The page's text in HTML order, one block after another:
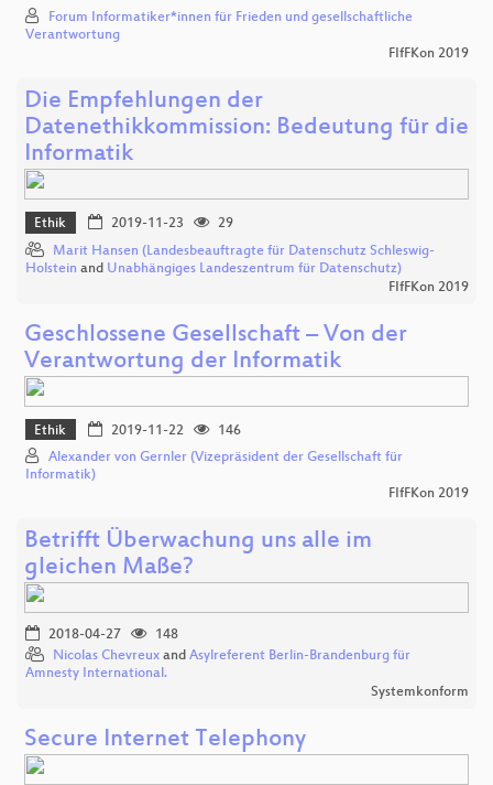
Forum Informatiker*innen für Frieden und gesellschaftliche
Verantwortung
FIfFKon 2019
Die Empfehlungen der
Datenethikkommission: Bedeutung für die
Informatik
Ethik 2019-11-23
29
Marit Hansen (Landesbeauftragte für Datenschutz Schleswig-
Holstein and Unabhängiges Landeszentrum für Datenschutz)
FIfFKon 2019
Geschlossene Gesellschaft – Von der
Verantwortung der Informatik
Ethik 2019-11-22
146
Alexander von Gernler (Vizepräsident der Gesellschaft für
Informatik)
FIfFKon 2019
Betrifft Überwachung uns alle im
gleichen Maße?
2018-04-27
148
Nicolas Chevreux and Asylreferent Berlin-Brandenburg für
Amnesty International.
Systemkonform
Secure Internet Telephony